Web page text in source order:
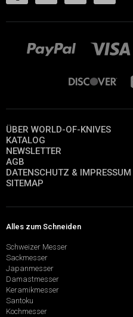
ÜBER WORLD-OF-KNIVES
KATALOG
NEWSLETTER
AGB
DATENSCHUTZ & IMPRESSUM
SITEMAP
Alles zum Schneiden
Schweizer Messer
Sackmesser
Japanmesser
Damastmesser
Keramikmesser
Santoku
Kochmesser